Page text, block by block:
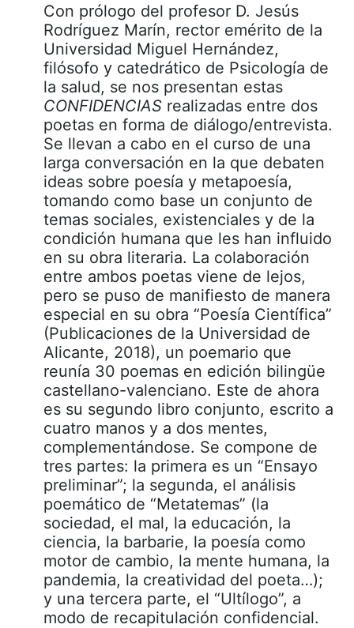
Con prólogo del profesor D. Jesús
Rodríguez Marín, rector emérito de la
Universidad Miguel Hernández,
filósofo y catedrático de Psicología de
la salud, se nos presentan estas
CONFIDENCIAS realizadas entre dos
poetas en forma de diálogo/entrevista.
Se llevan a cabo en el curso de una
larga conversación en la que debaten
ideas sobre poesía y metapoesía,
tomando como base un conjunto de
temas sociales, existenciales y de la
condición humana que les han influido
en su obra literaria. La colaboración
entre ambos poetas viene de lejos,
pero se puso de manifiesto de manera
especial en su obra “Poesía Científica”
(Publicaciones de la Universidad de
Alicante, 2018), un poemario que
reunía 30 poemas en edición bilingüe
castellano-valenciano. Este de ahora
es su segundo libro conjunto, escrito a
cuatro manos y a dos mentes,
complementándose. Se compone de
tres partes: la primera es un “Ensayo
preliminar”; la segunda, el análisis
poemático de “Metatemas” (la
sociedad, el mal, la educación, la
ciencia, la barbarie, la poesía como
motor de cambio, la mente humana, la
pandemia, la creatividad del poeta…);
y una tercera parte, el “Ultílogo”, a
modo de recapitulación confidencial.